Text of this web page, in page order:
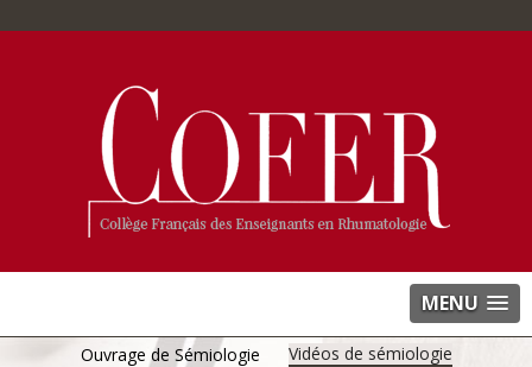
MENU
Ouvrage de Sémiologie Vidéos de sémiologie